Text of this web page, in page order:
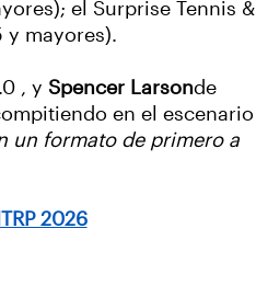
el Surprise Tennis &
y mayores).
, y Spencer Larsonde
en el escenario
un formato de primero a
2026